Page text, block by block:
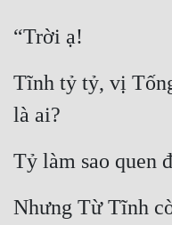
“Trời ạ!
Tĩnh tỷ tỷ, vị
là ai?
Tỷ làm sao quen
Nhưng Từ Tĩnh